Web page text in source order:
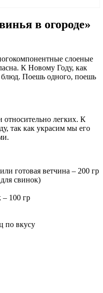
в огороде»
слоеные
К Новому Году, как
Поешь одного, поешь
относительно легких. К
так как украсим мы его
готовая ветчина – 200 гр
свинок)
– 100 гр
по вкусу